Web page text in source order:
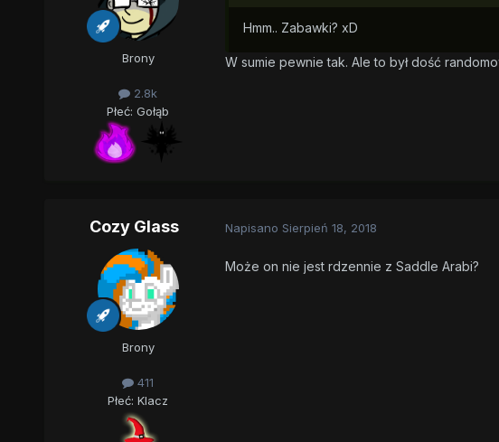
Brony
2.8k
Płeć: Gołąb
Hmm.. Zabawki? xD
W sumie pewnie tak. Ale to był dość
Cozy Glass
Brony
411
Płeć: Klacz
Napisano Sierpień 18, 2018
Może on nie jest rdzennie z Saddle Arabi?